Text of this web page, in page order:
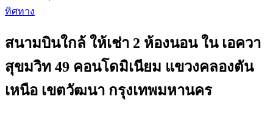
ทิศทาง
สนามบินใกล้ ให้เช่า 2 ห้องนอน ใน เอควา
สุขมวิท 49 คอนโดมิเนียม แขวงคลองตัน
เหนือ เขตวัฒนา กรุงเทพมหานคร